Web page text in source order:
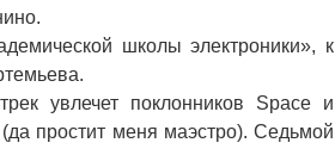
школы электроники», к
увлечет поклонников Space и
простит меня маэстро). Седьмой